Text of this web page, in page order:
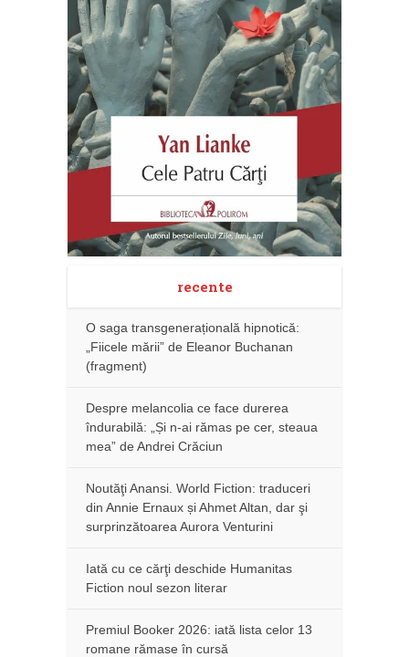
recente
O saga transgenerațională hipnotică:
„Fiicele mării” de Eleanor Buchanan
(fragment)
Despre melancolia ce face durerea
îndurabilă: „Și n-ai rămas pe cer, steaua
mea” de Andrei Crăciun
Noutăţi Anansi. World Fiction: traduceri
din Annie Ernaux și Ahmet Altan, dar şi
surprinzătoarea Aurora Venturini
Iată cu ce cărţi deschide Humanitas
Fiction noul sezon literar
Premiul Booker 2026: iată lista celor 13
romane rămase în cursă